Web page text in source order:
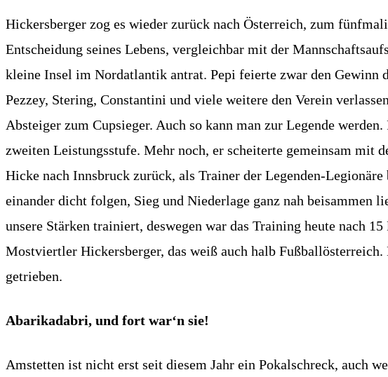
Hickersberger zog es wieder zurück nach Österreich, zum
Entscheidung seines Lebens, vergleichbar mit der
kleine Insel im Nordatlantik antrat. Pepi feierte zwar den Gewinn
Pezzey, Stering, Constantini und viele weitere den Verein
Absteiger zum Cupsieger. Auch so kann man zur Legende
zweiten Leistungsstufe. Mehr noch, er scheiterte gemeinsam mit
Hicke nach Innsbruck zurück, als Trainer der Legenden-
einander dicht folgen, Sieg und Niederlage ganz nah beisammen
unsere Stärken trainiert, deswegen war das Training heute nach
Mostviertler Hickersberger, das weiß auch halb
getrieben.
Abarikadabri, und fort war‘n sie!
Amstetten ist nicht erst seit diesem Jahr ein Pokalschreck, auch